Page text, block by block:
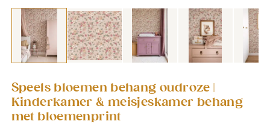
Speels bloemen behang oudroze |
Kinderkamer & meisjeskamer behang
met bloemenprint